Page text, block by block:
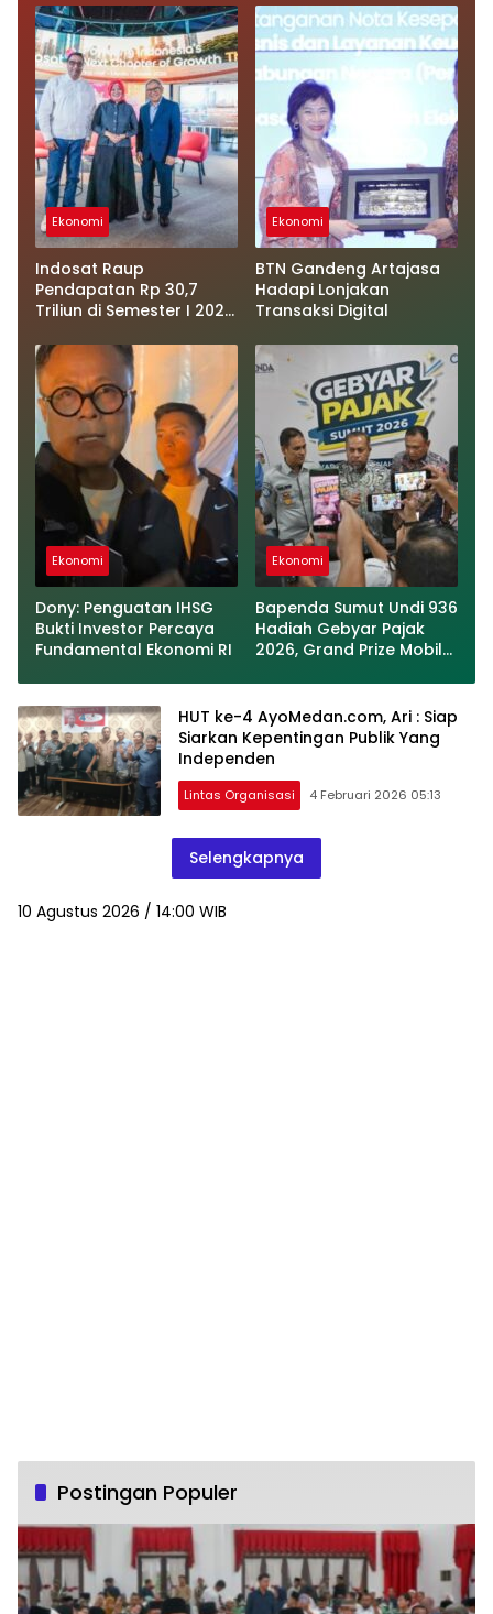
Ekonomi
Indosat Raup
Pendapatan Rp 30,7
Triliun di Semester I 2026,
Pertumbuhan
Ekonomi
BTN Gandeng Artajasa
Hadapi Lonjakan
Transaksi Digital
Ekonomi
Dony: Penguatan IHSG
Bukti Investor Percaya
Fundamental Ekonomi RI
Ekonomi
Bapenda Sumut Undi 936
Hadiah Gebyar Pajak
2026, Grand Prize Mobil
HUT ke-4 AyoMedan.com, Ari : Siap
Siarkan Kepentingan Publik Yang
Independen
Lintas Organisasi 4 Februari 2026 05:13
Selengkapnya
10 Agustus 2026 / 14:00 WIB
Postingan Populer